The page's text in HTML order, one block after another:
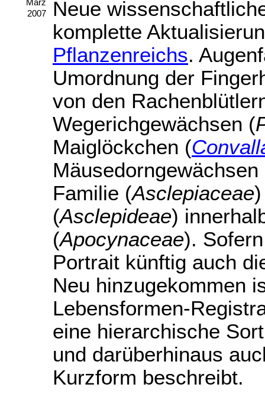
März
2007
Neue
komplette
Pflanzenreichs.
Umordnung der
von den
Wegerichgewächsen (
Maiglöckchen (
Familie (Asclepiaceae
(Asclepideae)
(Apocynaceae).
Portrait künftig auch
Neu hinzugekommen
Lebensformen-
eine hierarchische
und darüberhinaus
Kurzform beschreibt.